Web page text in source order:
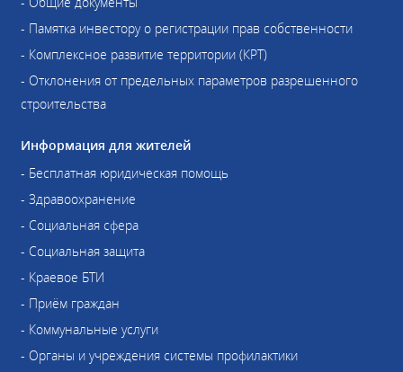
- Памятка инвестору о регистрации прав собственности
- Комплексное развитие территории (КРТ)
- Отклонения от предельных параметров разрешенного
строительства
Информация для жителей
- Бесплатная юридическая помощь
- Здравоохранение
- Социальная сфера
- Социальная защита
- Краевое БТИ
- Приём граждан
- Коммунальные услуги
- Органы и учреждения системы профилактики